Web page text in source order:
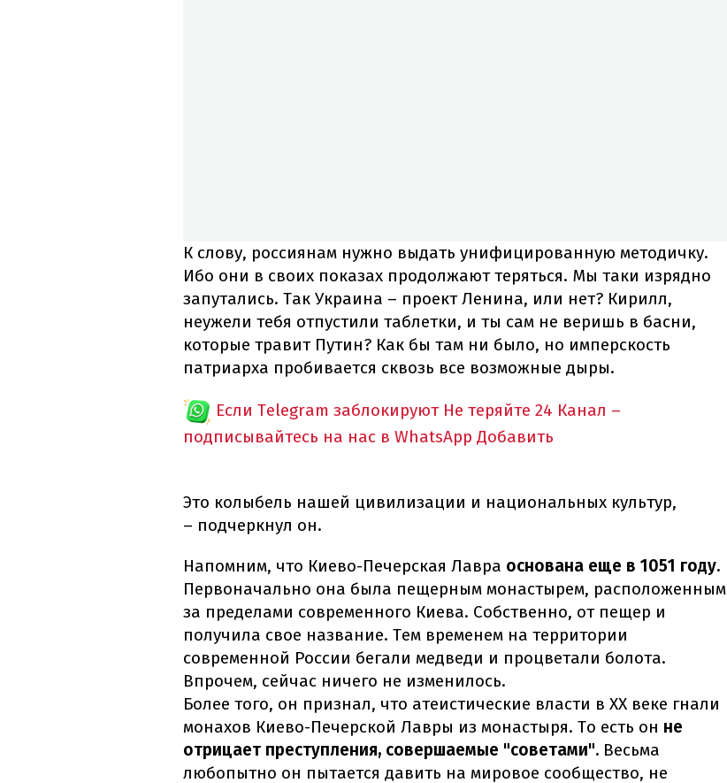
К слову, россиянам нужно выдать унифицированную методичку.
Ибо они в своих показах продолжают теряться. Мы таки изрядно
запутались. Так Украина – проект Ленина, или нет? Кирилл,
неужели тебя отпустили таблетки, и ты сам не веришь в басни,
которые травит Путин? Как бы там ни было, но имперскость
патриарха пробивается сквозь все возможные дыры.
Если Telegram заблокируют Не теряйте 24 Канал –
подписывайтесь на нас в WhatsApp Добавить
Это колыбель нашей цивилизации и национальных культур,
– подчеркнул он.
Напомним, что Киево-Печерская Лавра основана еще в 1051 году.
Первоначально она была пещерным монастырем, расположенным
за пределами современного Киева. Собственно, от пещер и
получила свое название. Тем временем на территории
современной России бегали медведи и процветали болота.
Впрочем, сейчас ничего не изменилось.
Более того, он признал, что атеистические власти в XX веке гнали
монахов Киево-Печерской Лавры из монастыря. То есть он не
отрицает преступления, совершаемые "советами". Весьма
любопытно он пытается давить на мировое сообщество, не